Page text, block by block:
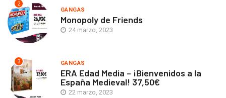
2
GANGAS
Monopoly de Friends
24 marzo, 2023
3 GANGAS
ERA Edad Media – ¡Bienvenidos a la
España Medieval! 37,50€
22 marzo, 2023